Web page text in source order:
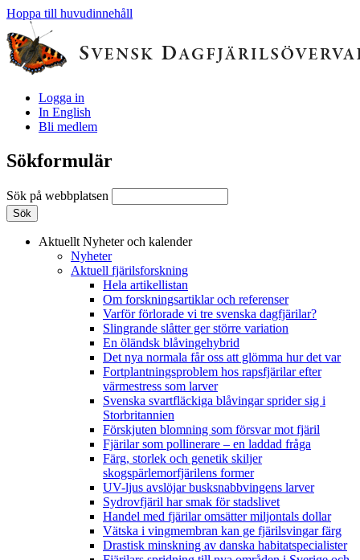
Hoppa till huvudinnehåll
Logga in
In English
Bli medlem
Sökformulär
Sök på webbplatsen
Aktuellt Nyheter och kalender
Nyheter
Aktuell fjärilsforskning
Hela artikellistan
Om forskningsartiklar och referenser
Varför förlorade vi tre svenska dagfjärilar?
Slingrande slåtter ger större variation
En öländsk blåvingehybrid
Det nya normala får oss att glömma hur det var
Fortplantningsproblem hos rapsfjärilar efter
värmestress som larver
Svenska svartfläckiga blåvingar sprider sig i
Storbritannien
Förskjuten blomning som försvar mot fjäril
Fjärilar som pollinerare – en laddad fråga
Färg, storlek och genetik skiljer
skogspärlemorfjärilens former
UV-ljus avslöjar busksnabbvingens larver
Sydrovfjäril har smak för stadslivet
Handel med fjärilar omsätter miljontals dollar
Vätska i vingmembran kan ge fjärilsvingar färg
Drastisk minskning av danska habitatspecialister